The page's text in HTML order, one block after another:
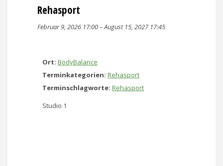
Rehasport
Februar 9, 2026 17:00–August 15, 2027 17:45
Ort: BodyBalance
Terminkategorien: Rehasport
Terminschlagworte: Rehasport
Studio 1